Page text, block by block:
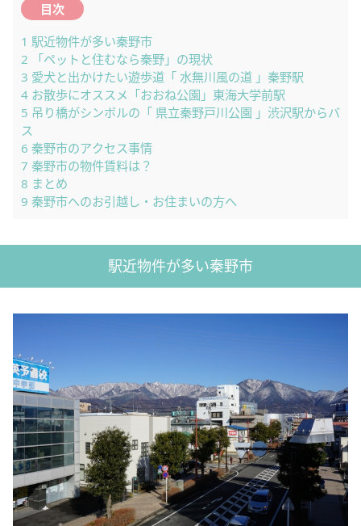
目次
1 駅近物件が多い秦野市
2 「ペットと住むなら秦野」の現状
3 愛犬と出かけたい遊歩道「 水無川風の道 」秦野駅
4 お散歩にオススメ「おおね公園」東海大学前駅
5 吊り橋がシンボルの「 県立秦野戸川公園 」渋沢駅からバ
ス
6 秦野市のアクセス事情
7 秦野市の物件賃料は？
8 まとめ
9 秦野市へのお引越し・お住まいの方へ
駅近物件が多い秦野市